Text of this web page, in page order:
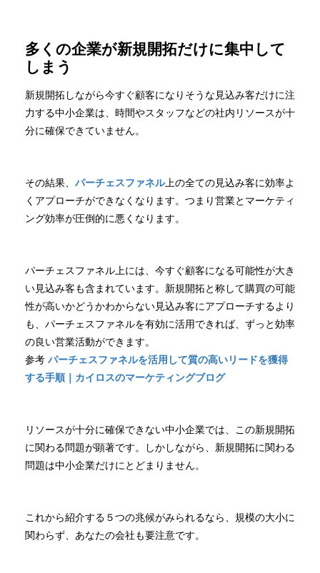
多くの企業が新規開拓だけに集中して
しまう
新規開拓しながら今すぐ顧客になりそうな見込み客だけに注
力する中小企業は、時間やスタッフなどの社内リソースが十
分に確保できていません。
その結果、 パーチェスファネル上の全ての見込み客に効率よ
くアプローチができなくなります。つまり営業とマーケティ
ング効率が圧倒的に悪くなります。
パーチェスファネル上には、今すぐ顧客になる可能性が大き
い見込み客も含まれています。新規開拓と称して購買の可能
性が高いかどうかわからない見込み客にアプローチするより
も、パーチェスファネルを有効に活用できれば、ずっと効率
の良い営業活動ができます。
参考 パーチェスファネルを活用して質の高いリードを獲得
する手順｜カイロスのマーケティングブログ
リソースが十分に確保できない中小企業では、この新規開拓
に関わる問題が顕著です。しかしながら、新規開拓に関わる
問題は中小企業だけにとどまりません。
これから紹介する５つの兆候がみられるなら、規模の大小に
関わらず、あなたの会社も要注意です。